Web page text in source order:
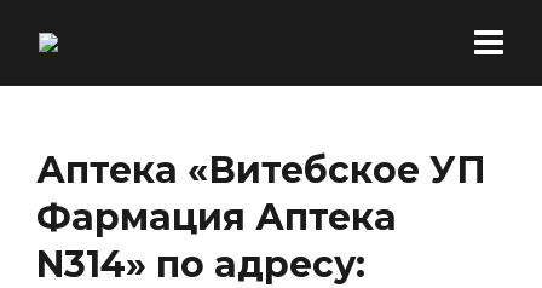
Аптека «Витебское УП
Фармация Аптека
N314» по адресу: